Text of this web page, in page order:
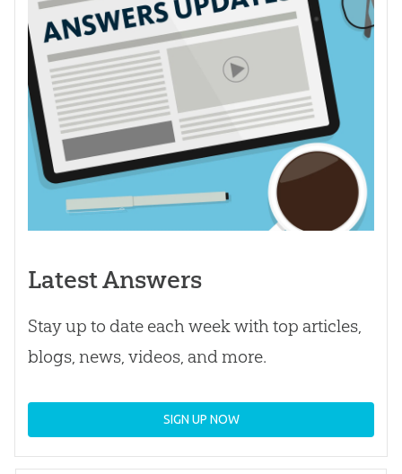
Latest Answers
Stay up to date each week with top articles,
blogs, news, videos, and more.
SIGN UP NOW